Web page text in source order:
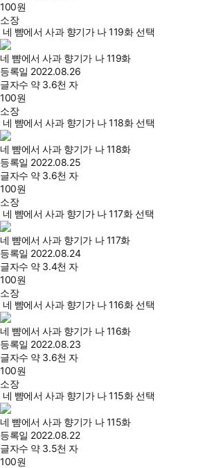
100원
소장
네 뺨에서 사과 향기가 나 119화 선택
네 뺨에서 사과 향기가 나 119화
등록일 2022.08.26
글자수 약 3.6천 자
100원
소장
네 뺨에서 사과 향기가 나 118화 선택
네 뺨에서 사과 향기가 나 118화
등록일 2022.08.25
글자수 약 3.6천 자
100원
소장
네 뺨에서 사과 향기가 나 117화 선택
네 뺨에서 사과 향기가 나 117화
등록일 2022.08.24
글자수 약 3.4천 자
100원
소장
네 뺨에서 사과 향기가 나 116화 선택
네 뺨에서 사과 향기가 나 116화
등록일 2022.08.23
글자수 약 3.6천 자
100원
소장
네 뺨에서 사과 향기가 나 115화 선택
네 뺨에서 사과 향기가 나 115화
등록일 2022.08.22
글자수 약 3.5천 자
100원